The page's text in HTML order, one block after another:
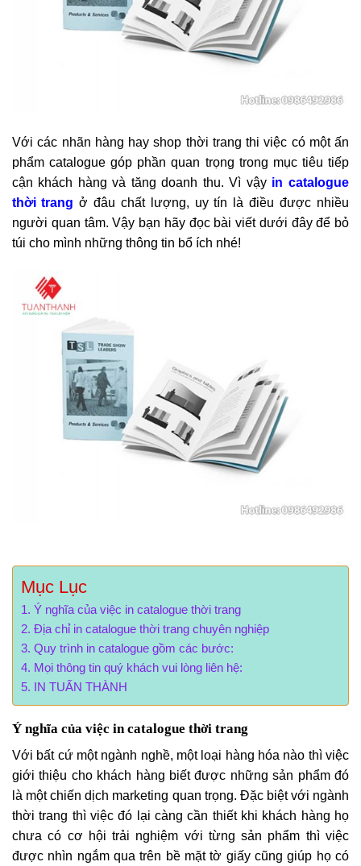
Với các nhãn hàng hay shop thời trang thi việc có một ấn
phẩm catalogue góp phần quan trọng trong mục tiêu tiếp
cận khách hàng và tăng doanh thu. Vì vậy in catalogue
thời trang ở đâu chất lượng, uy tín là điều được nhiều
người quan tâm. Vậy bạn hãy đọc bài viết dưới đây để bỏ
túi cho mình những thông tin bổ ích nhé!
Mục Lục
Ý nghĩa của việc in catalogue thời trang
Địa chỉ in catalogue thời trang chuyên nghiệp
Quy trình in catalogue gồm các bước:
Mọi thông tin quý khách vui lòng liên hệ:
IN TUẤN THÀNH
Ý nghĩa của việc in catalogue thời trang
Với bất cứ một ngành nghề, một loại hàng hóa nào thì việc
giới thiệu cho khách hàng biết được những sản phẩm đó
là một chiến dịch marketing quan trọng. Đặc biệt với ngành
thời trang thì việc đó lại càng cần thiết khi khách hàng họ
chưa có cơ hội trải nghiệm với từng sản phẩm thì việc
được nhìn ngắm qua trên bề mặt tờ giấy cũng giúp họ có